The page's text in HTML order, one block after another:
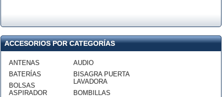
ACCESORIOS POR CATEGORÍAS
ANTENAS
BATERÍAS
BOLSAS
ASPIRADOR
AUDIO
BISAGRA PUERTA
LAVADORA
BOMBILLAS